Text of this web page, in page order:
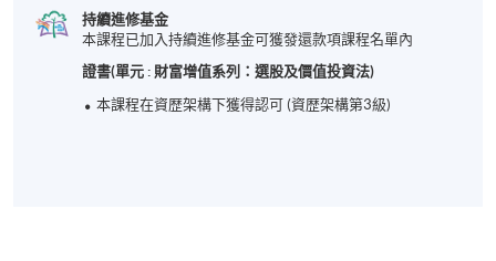
香港證監會第1、4與9號牌照，以及依據香港法例29章
所頒發之信託人牌照。彭博士曾歷任上市公司執行董
事、証監會持牌公司負責人等要職，於投資界及金融
業擁有豐富經驗，精通於上市公司併購、融資、分
持續進修基金
本課程已加入持續進修基金可獲發還款項課程名單內
證書(單元 : 財富增值系列：選股及價值投資法)
本課程在資歴架構下獲得認可 (資歴架構第3級)